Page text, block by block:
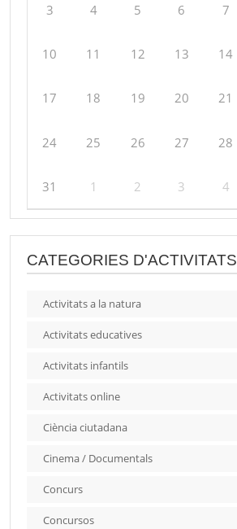
3 4 5 6 7
10 11 12 13 14
17 18 19 20 21
24 25 26 27 28
31 1 2 3 4
CATEGORIES D'ACTIVITATS
Activitats a la natura
Activitats educatives
Activitats infantils
Activitats online
Ciència ciutadana
Cinema / Documentals
Concurs
Concursos